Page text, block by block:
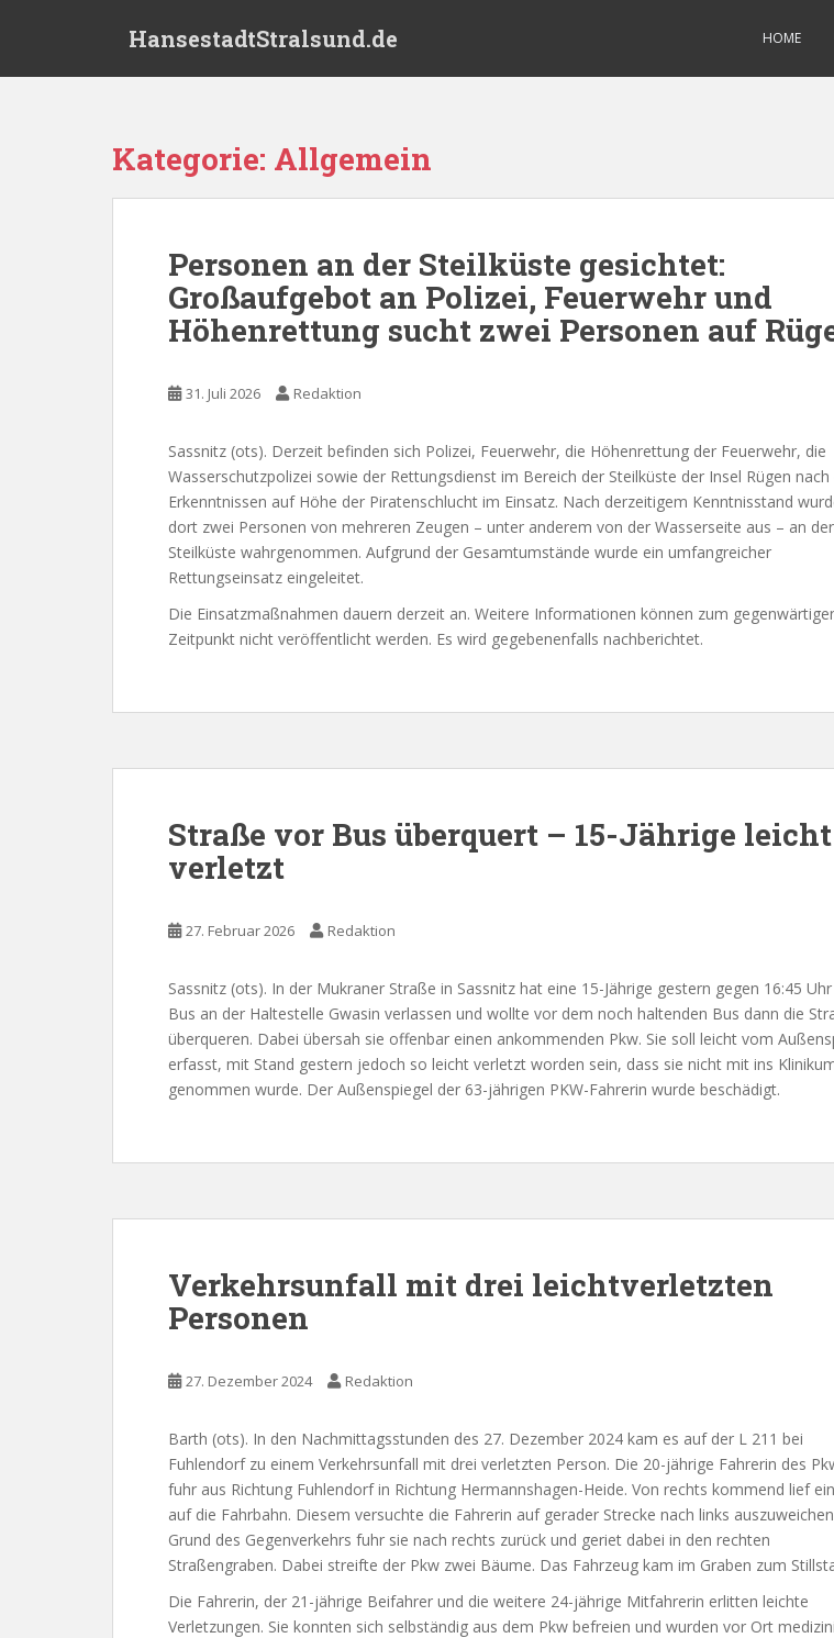
HansestadtStralsund.de HOME
Kategorie: Allgemein
Personen an der Steilküste gesichtet:
Großaufgebot an Polizei, Feuerwehr und
Höhenrettung sucht zwei Personen auf
31. Juli 2026 Redaktion
Sassnitz (ots). Derzeit befinden sich Polizei, Feuerwehr, die Höhenrettung der Feuerwehr, die
Wasserschutzpolizei sowie der Rettungsdienst im Bereich der Steilküste der Insel Rügen nach
Erkenntnissen auf Höhe der Piratenschlucht im Einsatz. Nach derzeitigem Kenntnisstand
dort zwei Personen von mehreren Zeugen – unter anderem von der Wasserseite aus – an der
Steilküste wahrgenommen. Aufgrund der Gesamtumstände wurde ein umfangreicher
Rettungseinsatz eingeleitet.
Die Einsatzmaßnahmen dauern derzeit an. Weitere Informationen können zum
Zeitpunkt nicht veröffentlicht werden. Es wird gegebenenfalls nachberichtet.
Straße vor Bus überquert – 15-Jährige leicht
verletzt
27. Februar 2026 Redaktion
Sassnitz (ots). In der Mukraner Straße in Sassnitz hat eine 15-Jährige gestern gegen 16:45
Bus an der Haltestelle Gwasin verlassen und wollte vor dem noch haltenden Bus dann die
überqueren. Dabei übersah sie offenbar einen ankommenden Pkw. Sie soll leicht vom
erfasst, mit Stand gestern jedoch so leicht verletzt worden sein, dass sie nicht mit ins
genommen wurde. Der Außenspiegel der 63-jährigen PKW-Fahrerin wurde beschädigt.
Verkehrsunfall mit drei leichtverletzten
Personen
27. Dezember 2024 Redaktion
Barth (ots). In den Nachmittagsstunden des 27. Dezember 2024 kam es auf der L 211 bei
Fuhlendorf zu einem Verkehrsunfall mit drei verletzten Person. Die 20-jährige Fahrerin des
fuhr aus Richtung Fuhlendorf in Richtung Hermannshagen-Heide. Von rechts kommend lief
auf die Fahrbahn. Diesem versuchte die Fahrerin auf gerader Strecke nach links
Grund des Gegenverkehrs fuhr sie nach rechts zurück und geriet dabei in den rechten
Straßengraben. Dabei streifte der Pkw zwei Bäume. Das Fahrzeug kam im Graben zum
Die Fahrerin, der 21-jährige Beifahrer und die weitere 24-jährige Mitfahrerin erlitten leichte
Verletzungen. Sie konnten sich selbständig aus dem Pkw befreien und wurden vor Ort